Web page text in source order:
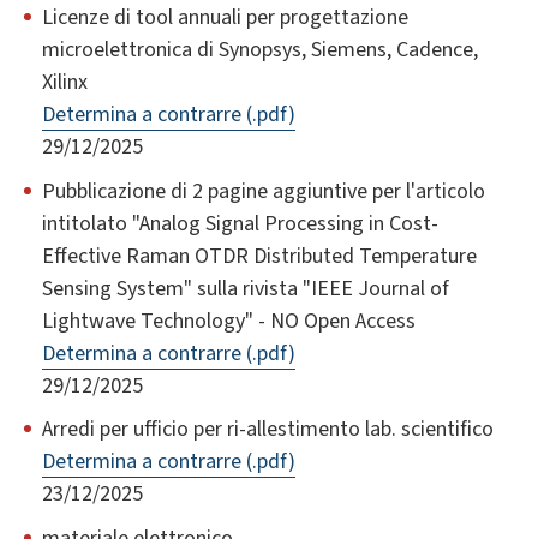
Licenze di tool annuali per progettazione
microelettronica di Synopsys, Siemens, Cadence,
Xilinx
Determina a contrarre (.pdf)
29/12/2025
Pubblicazione di 2 pagine aggiuntive per l'articolo
intitolato "Analog Signal Processing in Cost-
Effective Raman OTDR Distributed Temperature
Sensing System" sulla rivista "IEEE Journal of
Lightwave Technology" - NO Open Access
Determina a contrarre (.pdf)
29/12/2025
Arredi per ufficio per ri-allestimento lab. scientifico
Determina a contrarre (.pdf)
23/12/2025